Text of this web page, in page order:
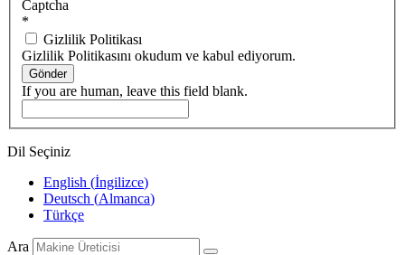
Captcha
*
Gizlilik Politikası
Gizlilik Politikasını okudum ve kabul ediyorum.
Gönder
If you are human, leave this field blank.
Dil Seçiniz
English (İngilizce)
Deutsch (Almanca)
Türkçe
Ara